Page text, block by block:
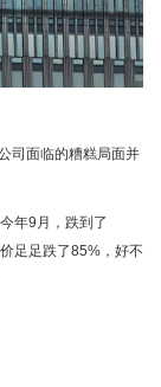
司面临的糟糕局面并
年9月，跌到了
足足跌了85%，好不